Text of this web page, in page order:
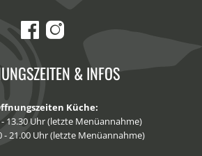
& INFOS
Küche:
13.30 Uhr (letzte Menüannahme)
- 21.00 Uhr (letzte Menüannahme)